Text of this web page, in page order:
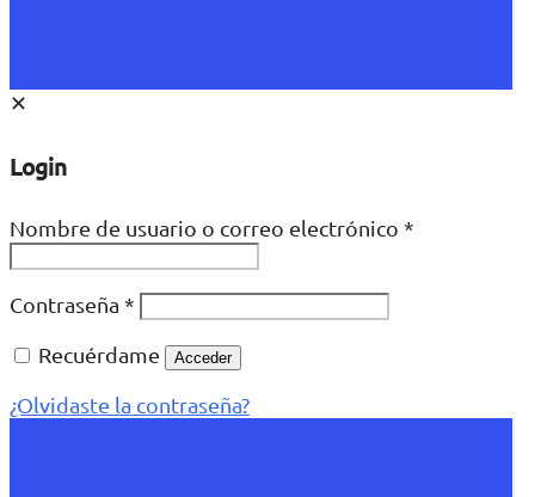
✕
Login
Nombre de usuario o correo electrónico *
Contraseña *
Recuérdame
Acceder
¿Olvidaste la contraseña?